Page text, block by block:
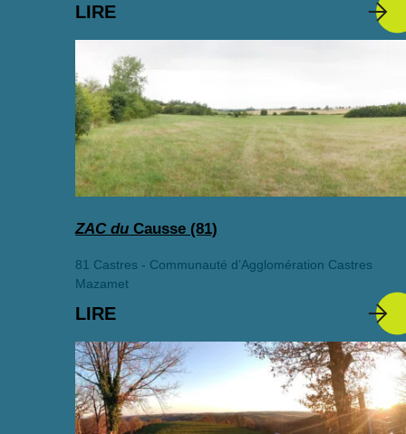
LIRE
ZAC du Causse (81)
81 Castres - Communauté d’Agglomération Castres
Mazamet
LIRE